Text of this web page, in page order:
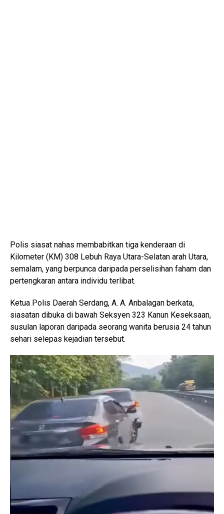
Polis siasat nahas membabitkan tiga kenderaan di
Kilometer (KM) 308 Lebuh Raya Utara-Selatan arah Utara,
semalam, yang berpunca daripada perselisihan faham dan
pertengkaran antara individu terlibat.
Ketua Polis Daerah Serdang, A. A. Anbalagan berkata,
siasatan dibuka di bawah Seksyen 323 Kanun Keseksaan,
susulan laporan daripada seorang wanita berusia 24 tahun
sehari selepas kejadian tersebut.